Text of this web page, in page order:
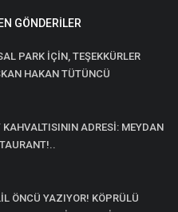
GÖNDERILER
PARK İÇİN, TEŞEKKÜRLER
HAKAN TÜTÜNCÜ
KAHVALTISININ ADRESİ: MEYDAN
ÖNCÜ YAZIYOR! KÖPRÜLÜ